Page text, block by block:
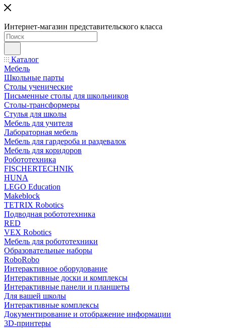
Интернет-магазин представительского класса
Каталог
Мебель
Школьные парты
Столы ученические
Письменные столы для школьников
Столы-трансформеры
Стулья для школы
Мебель для учителя
Лабораторная мебель
Мебель для гардероба и раздевалок
Мебель для коридоров
Робототехника
FISCHERTECHNIK
HUNA
LEGO Education
Makeblock
TETRIX Robotics
Подводная робототехника
RED
VEX Robotics
Мебель для робототехники
Образовательные наборы
RoboRobo
Интерактивное оборудование
Интерактивные доски и комплексы
Интерактивные панели и планшеты
Для вашей школы
Интерактивные комплексы
Документирование и отображение информации
3D-принтеры